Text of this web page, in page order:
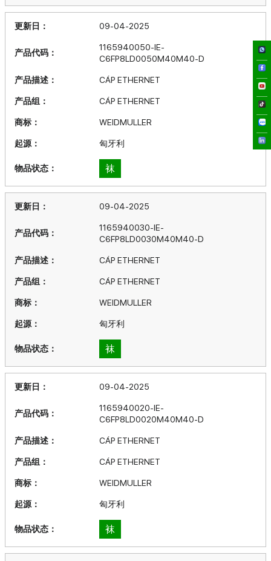
09-04-2025
1165940050-IE-
C6FP8LD0050M40M40-D
CÁP ETHERNET
CÁP ETHERNET
WEIDMULLER
匈牙利
袜
09-04-2025
1165940030-IE-
C6FP8LD0030M40M40-D
CÁP ETHERNET
CÁP ETHERNET
WEIDMULLER
匈牙利
袜
09-04-2025
1165940020-IE-
C6FP8LD0020M40M40-D
CÁP ETHERNET
CÁP ETHERNET
WEIDMULLER
匈牙利
袜